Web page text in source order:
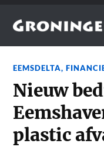
EEMSDELTA,
Nieuw
plastic